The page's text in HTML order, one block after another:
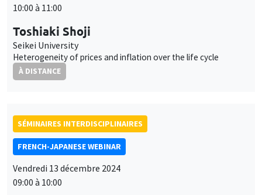
10:00 à 11:00
Toshiaki Shoji
Seikei University
Heterogeneity of prices and inflation over the life cycle
À DISTANCE
SÉMINAIRES INTERDISCIPLINAIRES
FRENCH-JAPANESE WEBINAR
Vendredi 13 décembre 2024
09:00 à 10:00